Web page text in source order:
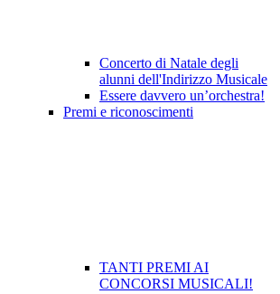
Concerto di Natale degli
alunni dell'Indirizzo Musicale
Essere davvero un’orchestra!
Premi e riconoscimenti
TANTI PREMI AI
CONCORSI MUSICALI!